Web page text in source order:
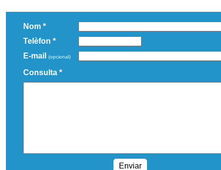
Nom *
Telèfon *
E-mail
(opcional)
Consulta *